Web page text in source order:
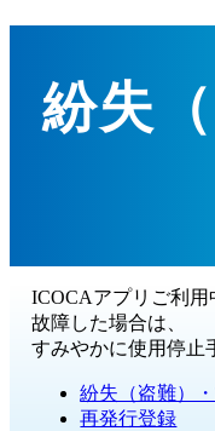
紛失
ICOCAアプリご利用
故障した場合は、
すみやかに使用停止
紛失（盗難）
再発行登録